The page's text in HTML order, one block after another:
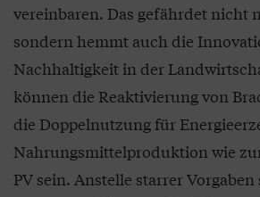
vereinbaren. Das gefährdet nicht
sondern hemmt auch die
Nachhaltigkeit in der
können die Reaktivierung von
die Doppelnutzung für
Nahrungsmittelproduktion wie
PV sein. Anstelle starrer